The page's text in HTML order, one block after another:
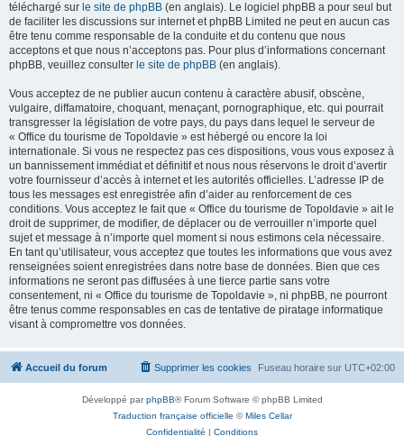
téléchargé sur le site de phpBB (en anglais). Le logiciel phpBB a pour seul but
de faciliter les discussions sur internet et phpBB Limited ne peut en aucun cas
être tenu comme responsable de la conduite et du contenu que nous
acceptons et que nous n’acceptons pas. Pour plus d’informations concernant
phpBB, veuillez consulter le site de phpBB (en anglais).
Vous acceptez de ne publier aucun contenu à caractère abusif, obscène,
vulgaire, diffamatoire, choquant, menaçant, pornographique, etc. qui pourrait
transgresser la législation de votre pays, du pays dans lequel le serveur de
« Office du tourisme de Topoldavie » est hébergé ou encore la loi
internationale. Si vous ne respectez pas ces dispositions, vous vous exposez à
un bannissement immédiat et définitif et nous nous réservons le droit d’avertir
votre fournisseur d’accès à internet et les autorités officielles. L’adresse IP de
tous les messages est enregistrée afin d’aider au renforcement de ces
conditions. Vous acceptez le fait que « Office du tourisme de Topoldavie » ait le
droit de supprimer, de modifier, de déplacer ou de verrouiller n’importe quel
sujet et message à n’importe quel moment si nous estimons cela nécessaire.
En tant qu’utilisateur, vous acceptez que toutes les informations que vous avez
renseignées soient enregistrées dans notre base de données. Bien que ces
informations ne seront pas diffusées à une tierce partie sans votre
consentement, ni « Office du tourisme de Topoldavie », ni phpBB, ne pourront
être tenus comme responsables en cas de tentative de piratage informatique
visant à compromettre vos données.
Accueil du forum Fuseau horaire sur UTC+02:00
Supprimer les cookies
Développé parphpBB® Forum Software © phpBB Limited
Traduction française officielle ©Miles Cellar
Confidentialité | Conditions